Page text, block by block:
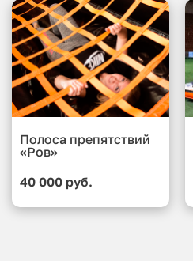
Полоса препятствий
«Ров»
40 000 руб.